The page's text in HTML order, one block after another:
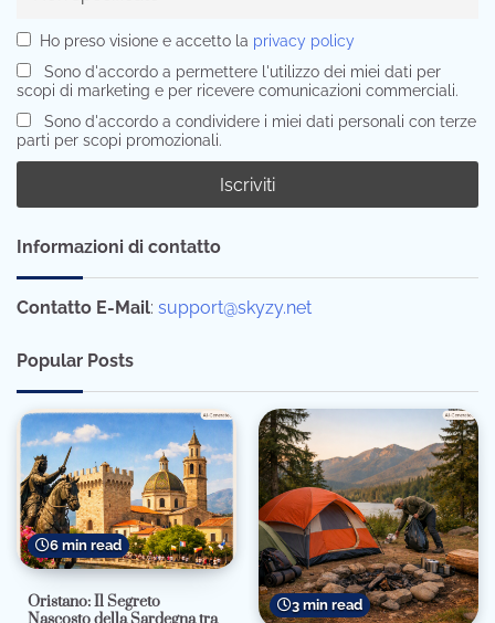
Ho preso visione e accetto la privacy policy
Sono d'accordo a permettere l'utilizzo dei miei dati per
scopi di marketing e per ricevere comunicazioni commerciali.
Sono d'accordo a condividere i miei dati personali con terze
parti per scopi promozionali.
Informazioni di contatto
Contatto E-Mail: support@skyzy.net
Popular Posts
6 min read
Oristano: Il Segreto
3 min read